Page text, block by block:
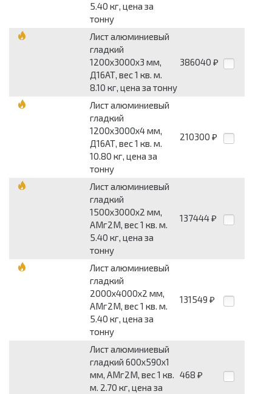
5.40 кг, цена за
тонну
Лист алюминиевый
гладкий
1200x3000x3 мм,
Д16АТ, вес 1 кв. м.
8.10 кг, цена за тонну
386040 ₽
Лист алюминиевый
гладкий
1200x3000x4 мм,
Д16АТ, вес 1 кв. м.
10.80 кг, цена за
тонну
210300 ₽
Лист алюминиевый
гладкий
1500x3000x2 мм,
АМг2М, вес 1 кв. м.
5.40 кг, цена за
тонну
137444 ₽
Лист алюминиевый
гладкий
2000x4000x2 мм,
АМг2М, вес 1 кв. м.
5.40 кг, цена за
тонну
131549 ₽
Лист алюминиевый
гладкий 600x590x1
мм, АМг2М, вес 1 кв.
м. 2.70 кг, цена за
468 ₽